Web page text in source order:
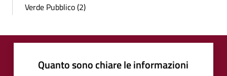
Verde Pubblico (2)
Quanto sono chiare le informazioni